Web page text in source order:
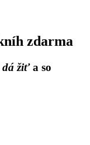
zdarma
dá žiťa so